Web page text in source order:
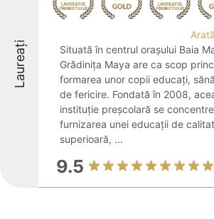
Laureați
Situată în centrul orașului Baia
Grădinița Maya are ca scop
formarea unor copii educați,
de fericire. Fondată în 2008,
instituție preșcolară se
furnizarea unei educații de
superioară, ...
9.5